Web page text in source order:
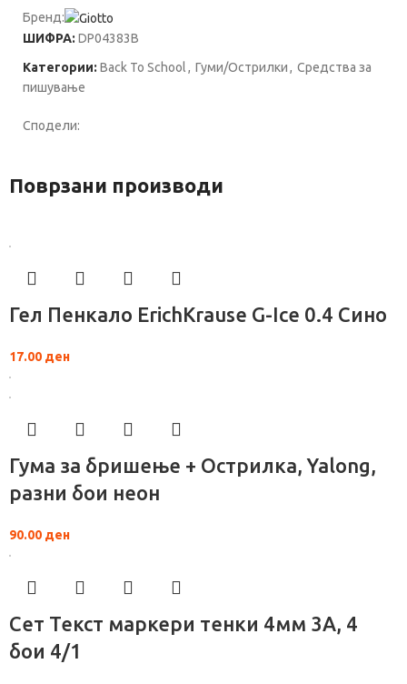
Бренд:
ШИФРА: DP04383B
Категории: Back To School, Гуми/Острилки, Средства за
пишување
Сподели:
Поврзани производи
Гел Пенкало ErichKrause G-Ice 0.4 Сино
17.00 ден
Гума за бришење + Острилка, Yalong,
разни бои неон
90.00 ден
Сет Текст маркери тенки 4мм 3А, 4
бои 4/1